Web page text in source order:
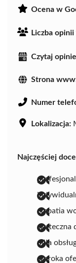
Ocena w
Liczba
Czytaj
Strona
Numer
Lokalizacja:
Najczęściej
empatia
skuteczna
miła
szeroka